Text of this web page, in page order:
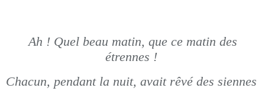
Ah ! Quel beau matin, que ce matin des
étrennes !
Chacun, pendant la nuit, avait rêvé des siennes